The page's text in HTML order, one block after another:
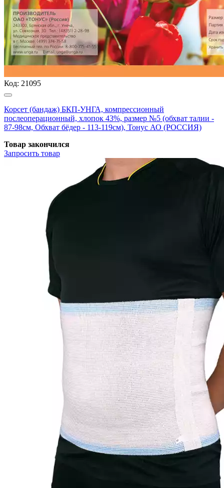
Код: 21095
Корсет (бандаж) БКП-УНГА, компрессионный
послеоперационный, хлопок 43%, размер №5 (обхват талии -
87-98см, Обхват бёдер - 113-119см), Тонус АО (РОССИЯ)
Товар закончился
Запросить товар